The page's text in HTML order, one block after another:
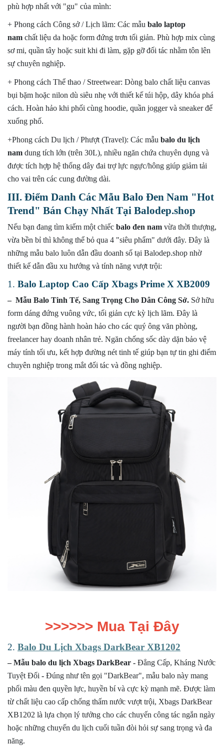
phù hợp nhất với "gu" của mình:
+ Phong cách Công sở / Lịch lãm: Các mẫu balo laptop
nam chất liệu da hoặc form đứng trơn tối giản. Phù hợp mix cùng
sơ mi, quần tây hoặc suit khi đi làm, gặp gỡ đối tác nhằm tôn lên
sự chuyên nghiệp.
+ Phong cách Thể thao / Streetwear: Dòng balo chất liệu canvas
bụi bặm hoặc nilon dù siêu nhẹ với thiết kế túi hộp, dây khóa phá
cách. Hoàn hảo khi phối cùng hoodie, quần jogger và sneaker để
xuống phố.
+Phong cách Du lịch / Phượt (Travel): Các mẫu balo du lịch
nam dung tích lớn (trên 30L), nhiều ngăn chứa chuyên dụng và
được tích hợp hệ thống dây đai trợ lực ngực/hông giúp giảm tải
cho vai trên các cung đường dài.
III. Điểm Danh Các Mẫu Balo Đen Nam "Hot
Trend" Bán Chạy Nhất Tại Balodep.shop
Nếu bạn đang tìm kiếm một chiếc balo đen nam vừa thời thượng,
vừa bền bỉ thì không thể bỏ qua 4 "siêu phẩm" dưới đây. Đây là
những mẫu balo luôn dẫn đầu doanh số tại Balodep.shop nhờ
thiết kế dẫn đầu xu hướng và tính năng vượt trội:
1. Balo Laptop Cao Cấp Xbags Prime X XB2009
– Mẫu Balo Tinh Tế, Sang Trọng Cho Dân Công Sở. Sở hữu
form dáng đứng vuông vức, tối giản cực kỳ lịch lãm. Đây là
người bạn đồng hành hoàn hảo cho các quý ông văn phòng,
freelancer hay doanh nhân trẻ. Ngăn chống sốc dày dặn bảo vệ
máy tính tối ưu, kết hợp đường nét tinh tế giúp bạn tự tin ghi điểm
chuyên nghiệp trong mắt đối tác và đồng nghiệp.
>>>>>> Mua Tại Đây
2. Balo Du Lịch Xbags DarkBear XB1202
– Mẫu balo du lịch Xbags DarkBear - Đẳng Cấp, Kháng Nước
Tuyệt Đối - Đúng như tên gọi "DarkBear", mẫu balo này mang
phối màu đen quyền lực, huyền bí và cực kỳ mạnh mẽ. Được làm
từ chất liệu cao cấp chống thấm nước vượt trội, Xbags DarkBear
XB1202 là lựa chọn lý tưởng cho các chuyến công tác ngắn ngày
hoặc những chuyến du lịch cuối tuần đòi hỏi sự sang trọng và đa
năng.